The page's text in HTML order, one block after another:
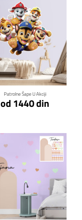
Patrolne Šape U Akciji
od 1440 din
Klikni za detalje
Klikni za detalje